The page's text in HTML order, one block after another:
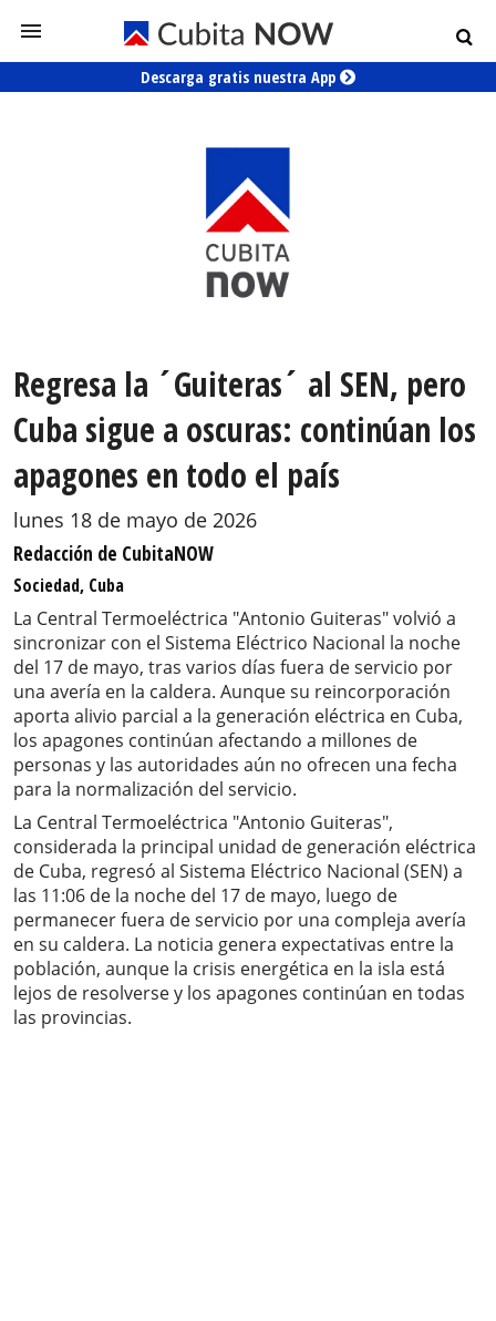
Descarga gratis nuestra App
Regresa la ´Guiteras´ al SEN, pero
Cuba sigue a oscuras: continúan los
apagones en todo el país
lunes 18 de mayo de 2026
Redacción de CubitaNOW
Sociedad, Cuba
La Central Termoeléctrica "Antonio Guiteras" volvió a
sincronizar con el Sistema Eléctrico Nacional la noche
del 17 de mayo, tras varios días fuera de servicio por
una avería en la caldera. Aunque su reincorporación
aporta alivio parcial a la generación eléctrica en Cuba,
los apagones continúan afectando a millones de
personas y las autoridades aún no ofrecen una fecha
para la normalización del servicio.
La Central Termoeléctrica "Antonio Guiteras",
considerada la principal unidad de generación eléctrica
de Cuba, regresó al Sistema Eléctrico Nacional (SEN) a
las 11:06 de la noche del 17 de mayo, luego de
permanecer fuera de servicio por una compleja avería
en su caldera. La noticia genera expectativas entre la
población, aunque la crisis energética en la isla está
lejos de resolverse y los apagones continúan en todas
las provincias.